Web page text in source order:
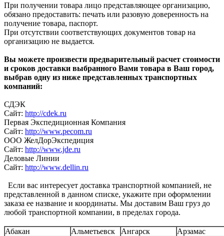
При получении товара лицо представляющее организацию,
обязано предоставить: печать или разовую доверенность на
получение товара, паспорт.
При отсутствии соответствующих документов товар на
организацию не выдается.
Вы можете произвести предварительный расчет стоимости
и сроков доставки выбранного Вами товара в Ваш город,
выбрав одну из ниже представленных транспортных
компаний:
СДЭК
Сайт: http://cdek.ru
Первая Экспедиционная Компания
Сайт: http://www.pecom.ru
ООО ЖелДорЭкспедиция
Сайт: http://www.jde.ru
Деловые Линии
Сайт: http://www.dellin.ru
Если вас интересует доставка транспортной компанией, не
представленной в данном списке, укажите при оформлении
заказа ее название и координаты. Мы доставим Ваш груз до
любой транспортной компании, в пределах города.
Абакан Альметьевск Ангарск
Арзамас